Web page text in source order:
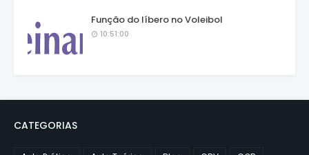
Função do líbero no Voleibol
10:51:00
CATEGORIAS